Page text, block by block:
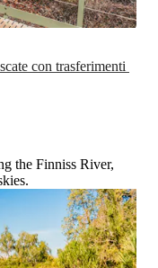
con trasferimenti
the Finniss River,